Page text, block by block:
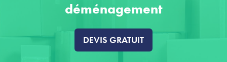
déménagement
DEVIS GRATUIT